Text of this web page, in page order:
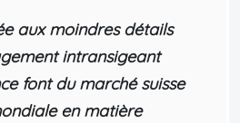
aux moindres détails
intransigeant
font du marché suisse
en matière